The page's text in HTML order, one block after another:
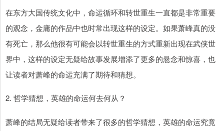
在东方大国传统文化中，命运循环和转世重生一直都是非常重要
的观念，金庸的作品中也时常出现这样的设定。如果萧峰真的没
有死亡，那么他很有可能会以转世重生的方式重新出现在武侠世
界中，这样的设定无疑给故事发展增添了更多的悬念和惊喜，也
让读者对萧峰的命运充满了期待和猜想。
2. 哲学猜想，英雄的命运何去何从？
萧峰的结局无疑给读者带来了很多的哲学猜想，英雄的命运究竟